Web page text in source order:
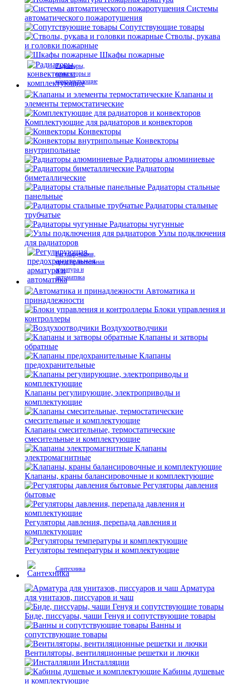
Системы
автоматического пожаротушения
Сопутствующие товары
Стволы, рукава
и головки пожарные
Шкафы пожарные
Радиаторы,
конвекторы и
комплектующие
Клапаны и
элементы термостатические
Комплектующие для радиаторов и конвекторов
Конвекторы
Конвекторы
внутрипольные
Радиаторы алюминиевые
Радиаторы
биметаллические
Радиаторы стальные
панельные
Радиаторы стальные
трубчатые
Радиаторы чугунные
Узлы подключения
для радиаторов
Регулирующая,
предохранительная
арматура и
автоматика
Автоматика и
принадлежности
Блоки управления и
контроллеры
Воздухоотводчики
Клапаны и затворы
обратные
Клапаны
предохранительные
Клапаны регулирующие, электроприводы и
комплектующие
Клапаны смесительные, термостатические
смесительные и комплектующие
Клапаны
электромагнитные
Клапаны, краны балансировочные и комплектующие
Регуляторы давления
бытовые
Регуляторы давления, перепада давления и
комплектующие
Регуляторы температуры и комплектующие
Сантехника
Арматура
для унитазов, писсуаров и чаш
Биде, писсуары, чаши Генуя и сопутствующие товары
Ванны и
сопутствующие товары
Вентиляторы, вентиляционные решетки и лючки
Инсталляции
Кабины душевые
и комплектующие